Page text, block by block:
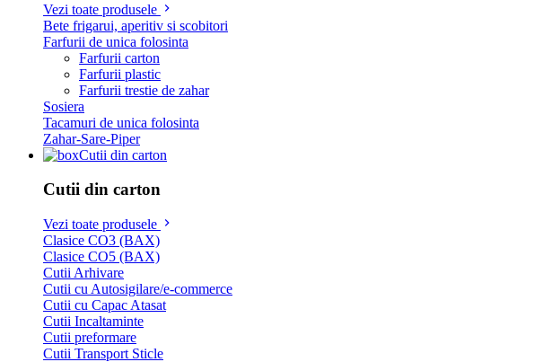
Vezi toate produsele
Bete frigarui, aperitiv si scobitori
Farfurii de unica folosinta
Farfurii carton
Farfurii plastic
Farfurii trestie de zahar
Sosiera
Tacamuri de unica folosinta
Zahar-Sare-Piper
Cutii din carton
Cutii din carton
Vezi toate produsele
Clasice CO3 (BAX)
Clasice CO5 (BAX)
Cutii Arhivare
Cutii cu Autosigilare/e-commerce
Cutii cu Capac Atasat
Cutii Incaltaminte
Cutii preformare
Cutii Transport Sticle